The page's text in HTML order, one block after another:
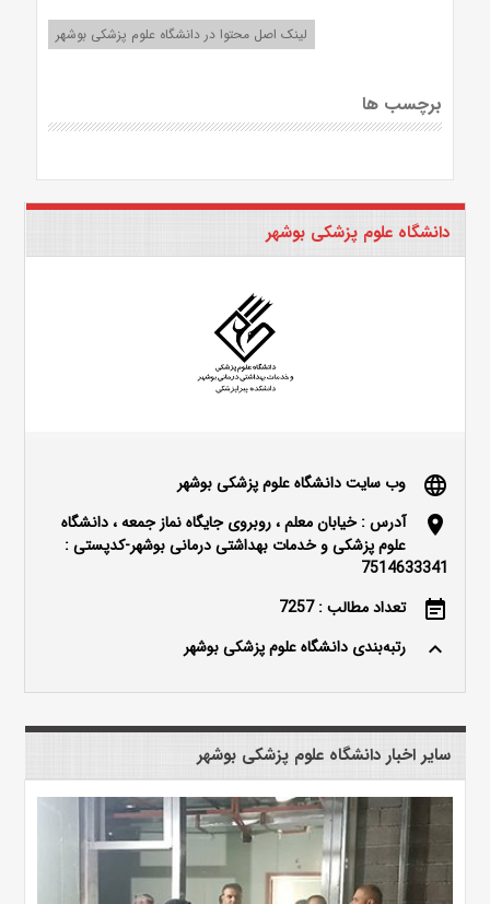
لینک اصل محتوا در دانشگاه علوم پزشکی بوشهر
برچسب ها
دانشگاه علوم پزشکی بوشهر
language وب سایت دانشگاه علوم پزشکی بوشهر
location_on
آدرس : خیابان معلم ، روبروی جایگاه نماز جمعه ، دانشگاه
علوم پزشکی و خدمات بهداشتی درمانی بوشهر-کدپستی :
7514633341
event_note تعداد مطالب : 7257
keyboard_arrow_up رتبه‌بندی دانشگاه علوم پزشکی بوشهر
سایر اخبار دانشگاه علوم پزشکی بوشهر